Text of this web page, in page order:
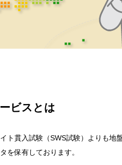
ビスとは
ト貫入試験（SWS試験）よりも
を保有しております。